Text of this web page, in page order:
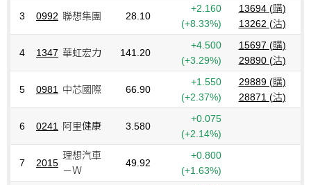
3 0992 聯想集團 28.10
+2.160
(+8.33%)
13694 (購)
13262 (沽)
4 1347 華虹宏力 141.20
+4.500
(+3.29%)
15697 (購)
29890 (沽)
5 0981 中芯國際 66.90
+1.550
(+2.37%)
29889 (購)
28871 (沽)
6 0241 阿里健康 3.580
+0.075
(+2.14%)
7 2015
理想汽車
－Ｗ
49.92
+0.800
(+1.63%)